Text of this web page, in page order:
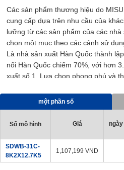
Các sản phẩm thương hiệu do
cung cấp dựa trên nhu cầu của
lưỡng từ các sản phẩm của các nhà
chọn một mục theo các cảnh sử
Là nhà sản xuất Hàn Quốc thành
nối Hàn Quốc chiếm 70%, với hơn
xuất số 1. Lựa chọn phong phú và
một phần số
Số mô hình Giá
SDWB-31C-
8K2X12.7K5
1,107,199 VND